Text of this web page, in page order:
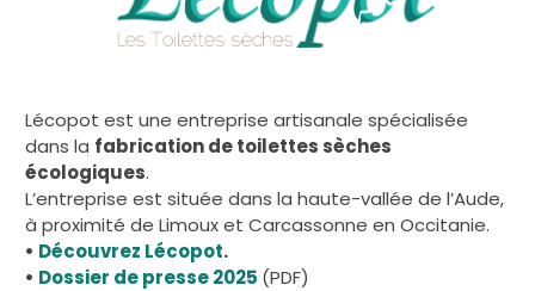
Lécopot est une entreprise artisanale spécialisée
dans la fabrication de toilettes sèches
écologiques.
L’entreprise est située dans la haute-vallée de l’Aude,
à proximité de Limoux et Carcassonne en Occitanie.
• Découvrez Lécopot.
• Dossier de presse 2025 (PDF)